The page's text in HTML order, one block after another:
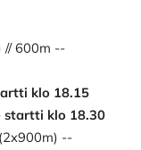
// 600m --
klo 18.15
startti klo 18.30
--